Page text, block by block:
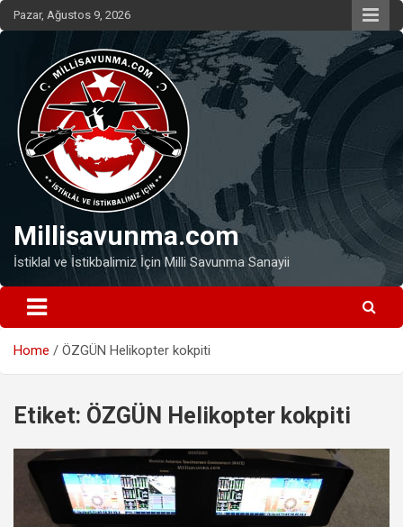
Skip
to
Pazar, Ağustos 9, 2026
Millisavunma.com
İstiklal ve İstikbalimiz İçin Milli Savunma Sanayii
Home ÖZGÜN Helikopter kokpiti
Etiket: ÖZGÜN Helikopter kokpiti